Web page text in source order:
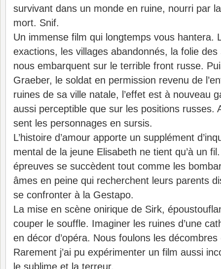
survivant dans un monde en ruine, nourri par
mort. Snif.
Un immense film qui longtemps vous hantera.
exactions, les villages abandonnés, la folie
nous embarquent sur le terrible front russe.
Graeber, le soldat en permission revenu de
ruines de sa ville natale, l’effet est à nouveau
aussi perceptible que sur les positions russes.
sent les personnages en sursis.
L’histoire d’amour apporte un supplément
mental de la jeune Elisabeth ne tient qu’à un
épreuves se succèdent tout comme les
âmes en peine qui recherchent leurs parents
se confronter à la Gestapo.
La mise en scène onirique de Sirk,
couper le souffle. Imaginer les ruines d’une
en décor d’opéra. Nous foulons les décombres
Rarement j’ai pu expérimenter un film aussi
le sublime et la terreur.